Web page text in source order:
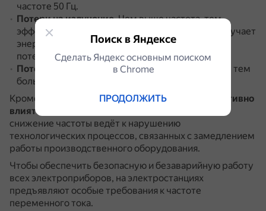
частоте 50 Гц.
Потери на излучение.Чем выше частота, тем
эффективнее линия электропередачи (ЛЭП) излучает
энергию, вместо того чтобы передавать её без
потерь.
Потери в трансформаторах.Чем выше частота, тем
больше потери на перемагничивание.
Кроме того,
изменения частоты тока могут негативно
влиять на работу электроприборов
снижение частоты ведёт к нарушению
технологических процессов, связанных с замедлением
работы производственного оборудования.
Чтобы обеспечить безопасную и безаварийную работу
всех электроприборов, на электростанциях
предъявляют особые требования к частоте
переменного тока.
Поиск в Яндексе
Сделать Яндекс основным поиском
в Сhrome
ПРОДОЛЖИТЬ